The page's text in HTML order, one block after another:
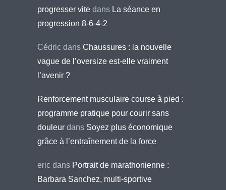
progresser vite dans La séance en
progression 8-6-4-2
Cédric dans Chaussures : la nouvelle
vague de l’oversize est-elle vraiment
l’avenir ?
Renforcement musculaire course à pied :
programme pratique pour courir sans
douleur dans Soyez plus économique
grâce à l’entraînement de la force
eric dans Portrait de marathonienne :
Barbara Sanchez, multi-sportive